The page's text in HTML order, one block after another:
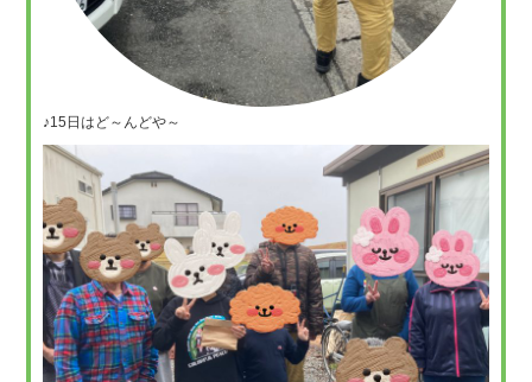
♪15日はど～んどや～